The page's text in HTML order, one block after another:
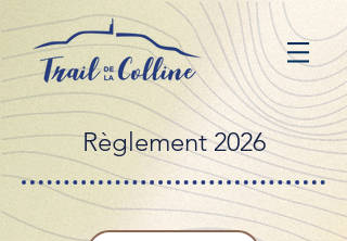
Règlement 2026